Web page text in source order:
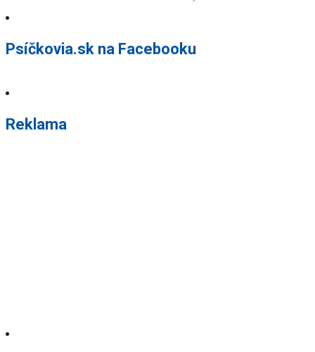
Psíčkovia.sk na Facebooku
Reklama